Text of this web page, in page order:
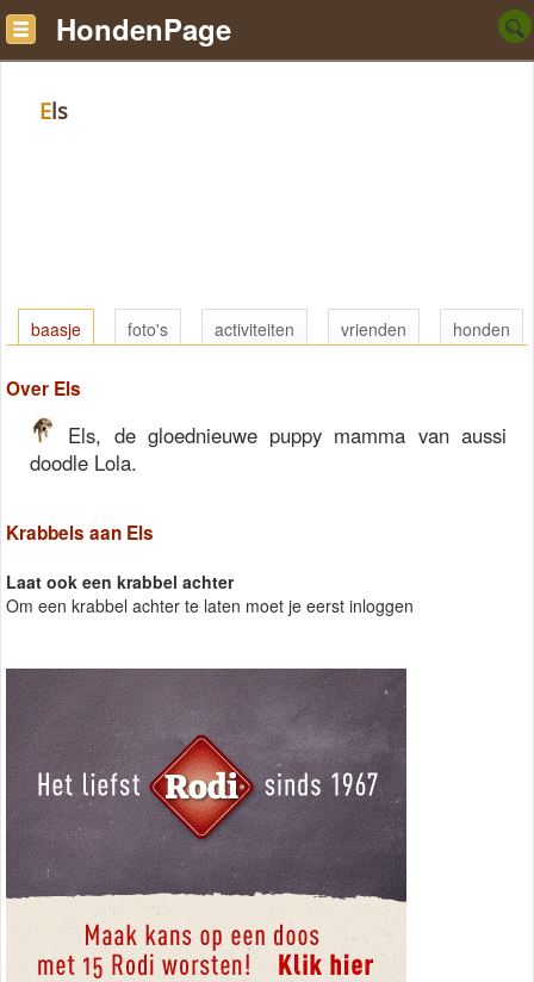
HondenPage
Els
baasje foto's activiteiten vrienden honden
Over Els
Els, de gloednieuwe puppy mamma van aussi
doodle Lola.
Krabbels aan Els
Laat ook een krabbel achter
Om een krabbel achter te laten moet je eerst inloggen